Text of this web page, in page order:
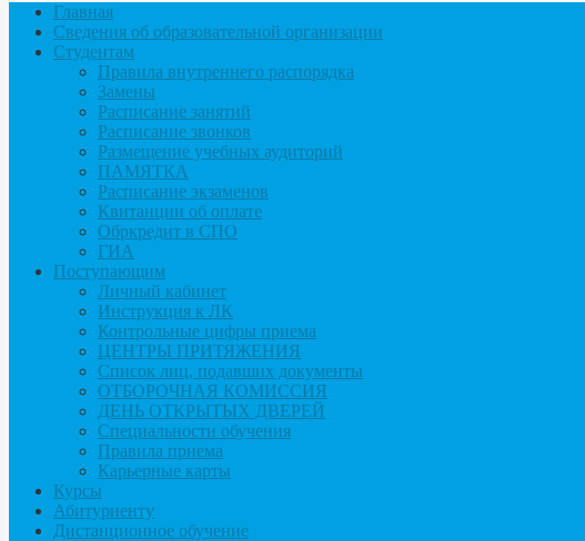
Главная
Сведения об образовательной организации
Студентам
Правила внутреннего распорядка
Замены
Расписание занятий
Расписание звонков
Размещение учебных аудиторий
ПАМЯТКА
Расписание экзаменов
Квитанции об оплате
Обркредит в СПО
ГИА
Поступающим
Личный кабинет
Инструкция к ЛК
Контрольные цифры приема
ЦЕНТРЫ ПРИТЯЖЕНИЯ
Список лиц, подавших документы
ОТБОРОЧНАЯ КОМИССИЯ
ДЕНЬ ОТКРЫТЫХ ДВЕРЕЙ
Специальности обучения
Правила приема
Карьерные карты
Курсы
Абитуриенту
Дистанционное обучение